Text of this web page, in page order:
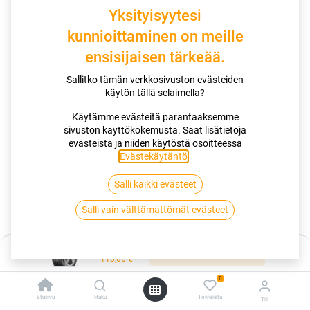
113,00€
Etusivu Haku
0
Toivelista Tili
Miksi valita tämä rengas
Nauti ylivoimaisesta kilometrisuoritteesta upouuden
YellowChili-seoksemme ansiosta.
Koe vakuuttava märkäsuorituskyky ja alhainen melutaso.
195/50R15 82H CONTINENTAL
Yksityisyytesi
kunnioittaminen on meille
ensisijaisen tärkeää.
Sallitko tämän verkkosivuston evästeiden
käytön tällä selaimella?
Käytämme evästeitä parantaaksemme
sivuston käyttökokemusta. Saat lisätietoja
evästeistä ja niiden käytöstä osoitteessa
Evästekäytäntö
Salli kaikki evästeet
Salli vain välttämättömät evästeet